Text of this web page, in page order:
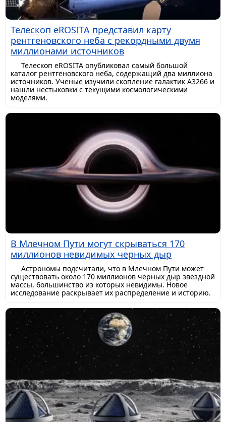
Телескоп eROSITA представил карту
рентгеновского неба с рекордными двумя
миллионами источников
Телескоп eROSITA опубликовал самый большой
каталог рентгеновского неба, содержащий два миллиона
источников. Ученые изучили скопление галактик A3266 и
нашли нестыковки с текущими космологическими
моделями.
В Млечном Пути могут скрываться 170
миллионов невидимых черных дыр
Астрономы подсчитали, что в Млечном Пути может
существовать около 170 миллионов черных дыр звездной
массы, большинство из которых невидимы. Новое
исследование раскрывает их распределение и историю.